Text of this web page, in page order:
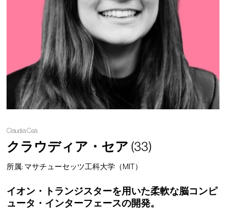
Claudia Cea
クラウディア・セア (33)
所属: マサチューセッツ工科大学（MIT）
イオン・トランジスターを用いた柔軟な脳コンピ
ュータ・インターフェースの開発。